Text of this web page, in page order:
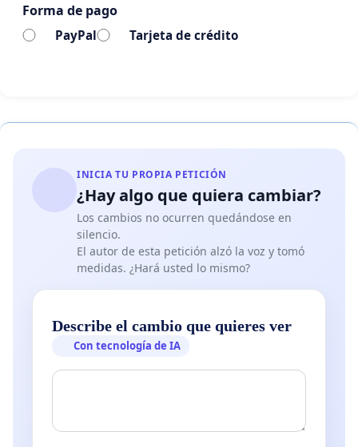
Forma de pago
PayPal Tarjeta de crédito
INICIA TU PROPIA PETICIÓN
¿Hay algo que quiera cambiar?
Los cambios no ocurren quedándose en
silencio.
El autor de esta petición alzó la voz y tomó
medidas. ¿Hará usted lo mismo?
Describe el cambio que quieres ver
Con tecnología de IA